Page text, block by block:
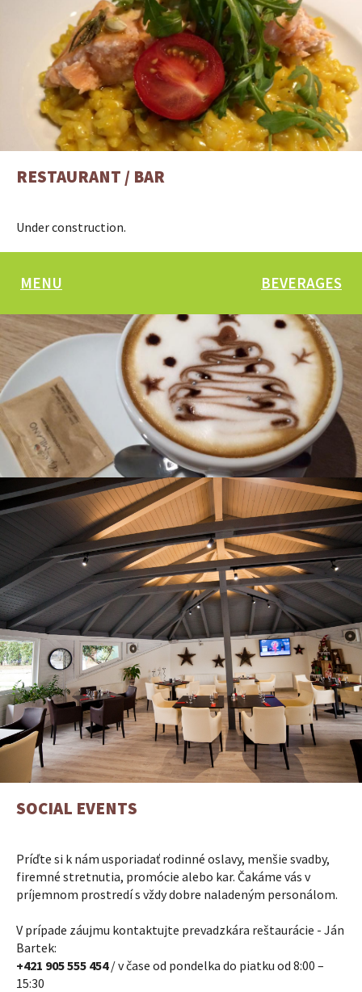
RESTAURANT / BAR
Under construction.
MENU BEVERAGES
SOCIAL EVENTS
Príďte si k nám usporiadať rodinné oslavy, menšie svadby,
firemné stretnutia, promócie alebo kar. Čakáme vás v
príjemnom prostredí s vždy dobre naladeným personálom.
V prípade záujmu kontaktujte prevadzkára reštaurácie - Ján
Bartek:
+421 905 555 454/ v čase od pondelka do piatku od 8:00 –
15:30